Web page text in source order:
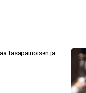
tasapainoisen ja